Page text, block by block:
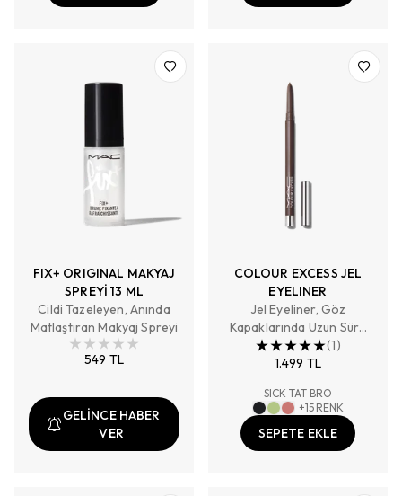
FIX+ ORIGINAL MAKYAJ
SPREYİ 13 ML
Cildi Tazeleyen, Anında
Matlaştıran Makyaj Spreyi
549 TL
GELİNCE HABER
VER
COLOUR EXCESS JEL
EYELINER
Jel Eyeliner, Göz
Kapaklarında Uzun Süre
Kalıcı, Yüksek Pigmentli
(1)
1.499 TL
SICK TAT BRO
+15 RENK
SEPETE EKLE